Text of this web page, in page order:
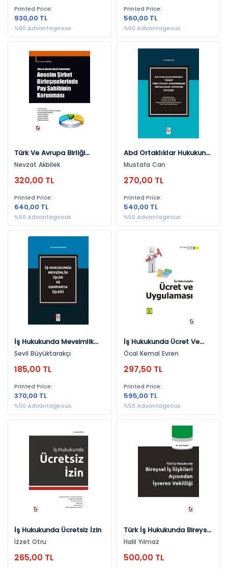
2012 (5)
2009 (2)
2011 (1)
2010 (1)
Printed Price:
930,00 TL
%60 Advantageous
Printed Price:
560,00 TL
%60 Advantageous
Türk Ve Avrupa Birliği
Hukukunda Anonim Şirket
Sahibinin Korunması
Nevzat Akbilek
320,00 TL
Printed Price:
640,00 TL
%50 Advantageous
Abd Ortaklıklar Hukukunun
Tasarı Türk Ticaret
Hukukuna Etkileri
Mustafa Can
270,00 TL
Printed Price:
540,00 TL
%50 Advantageous
İş Hukukunda Mevsimlik
İşler Ve Kampanya İşleri
Sevil Büyüktarakçı
185,00 TL
Printed Price:
370,00 TL
%50 Advantageous
İş Hukukunda Ücret Ve
Uygulaması
Öcal Kemal Evren
297,50 TL
Printed Price:
595,00 TL
%50 Advantageous
İş Hukukunda Ücretsiz İzin
İzzet Otru
265,00 TL
Türk İş Hukukunda Bireysel
İş İlişkileri Açısından
Halil Yılmaz
500,00 TL